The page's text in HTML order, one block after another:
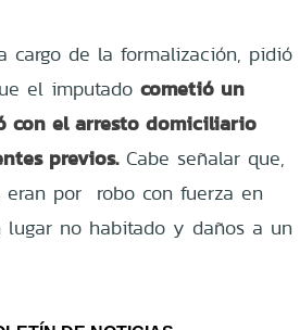
cargo de la formalización, pidió
el imputadocometió un
con el arresto domiciliario
previos. Cabe señalar que,
eran por robo con fuerza en
no habitado y daños a un